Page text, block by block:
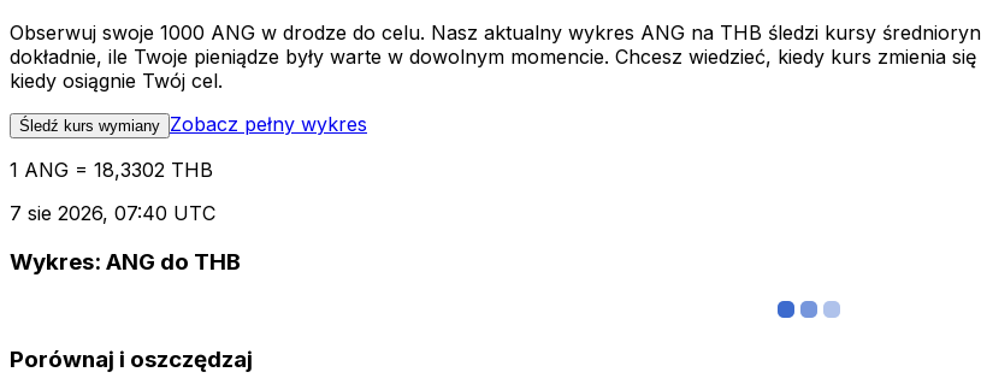
Obserwuj swoje 1000 ANG w drodze do celu. Nasz aktualny wykres ANG na THB śledzi kursy
dokładnie, ile Twoje pieniądze były warte w dowolnym momencie. Chcesz wiedzieć, kiedy kurs zmienia
kiedy osiągnie Twój cel.
Śledź kurs wymiany Zobacz pełny wykres
1 ANG = 18,3302 THB
7 sie 2026, 07:40 UTC
Wykres: ANG do THB
Porównaj i oszczędzaj